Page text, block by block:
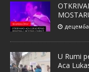
U Rumi
Aca